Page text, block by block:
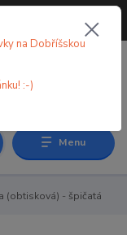
Menu
(obtisková) - špičatá
na Dobříšskou
:-)